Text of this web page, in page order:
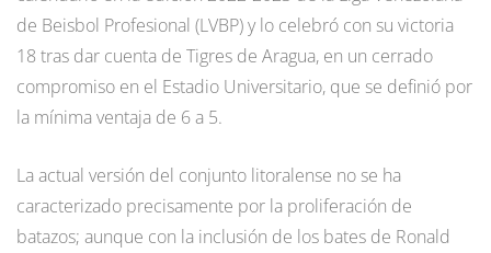
de Beisbol Profesional (LVBP) y lo celebró con su victoria
18 tras dar cuenta de Tigres de Aragua, en un cerrado
compromiso en el Estadio Universitario, que se definió por
la mínima ventaja de 6 a 5.
La actual versión del conjunto litoralense no se ha
caracterizado precisamente por la proliferación de
batazos; aunque con la inclusión de los bates de Ronald